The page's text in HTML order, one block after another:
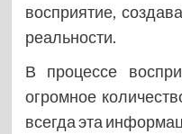
восприятие,
реальности.
В процессе
огромное
всегда эта